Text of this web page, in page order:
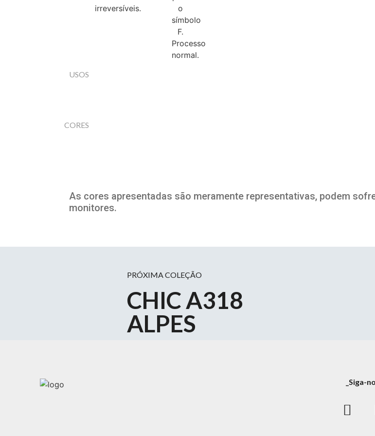
USOS
CORES
As cores apresentadas são meramente representativas, podem
monitores.
PRÓXIMA COLEÇÃO
CHIC A318
ALPES
_Siga-